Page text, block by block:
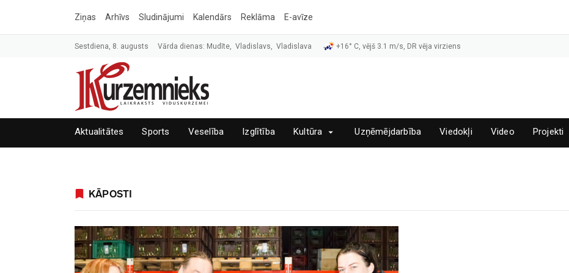
Ziņas Arhīvs Sludinājumi Kalendārs Reklāma E-avīze
Sestdiena, 8. augusts Vārda dienas: Mudīte, Vladislavs, Vladislava +16° C, vējš 3.1 m/s, DR vēja virziens
Aktualitātes Sports Veselība Izglītība Kultūra Uzņēmējdarbība Viedokļi Video Projekti
KĀPOSTI